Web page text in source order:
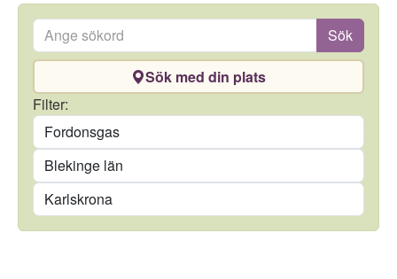
Ange sökord Sök
Sök med din plats
Filter:
Län
Kommun